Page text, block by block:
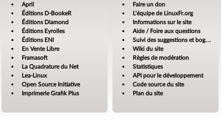
April
Éditions D-BookeR
Éditions Diamond
Éditions Eyrolles
Éditions ENI
En Vente Libre
Framasoft
La Quadrature du Net
Lea-Linux
Open Source Initiative
Imprimerie Grafik Plus
Faire un don
L’équipe de LinuxFr.org
Informations sur le site
Aide / Foire aux questions
Suivi des suggestions et bogues
Wiki du site
Règles de modération
Statistiques
API pour le développement
Code source du site
Plan du site